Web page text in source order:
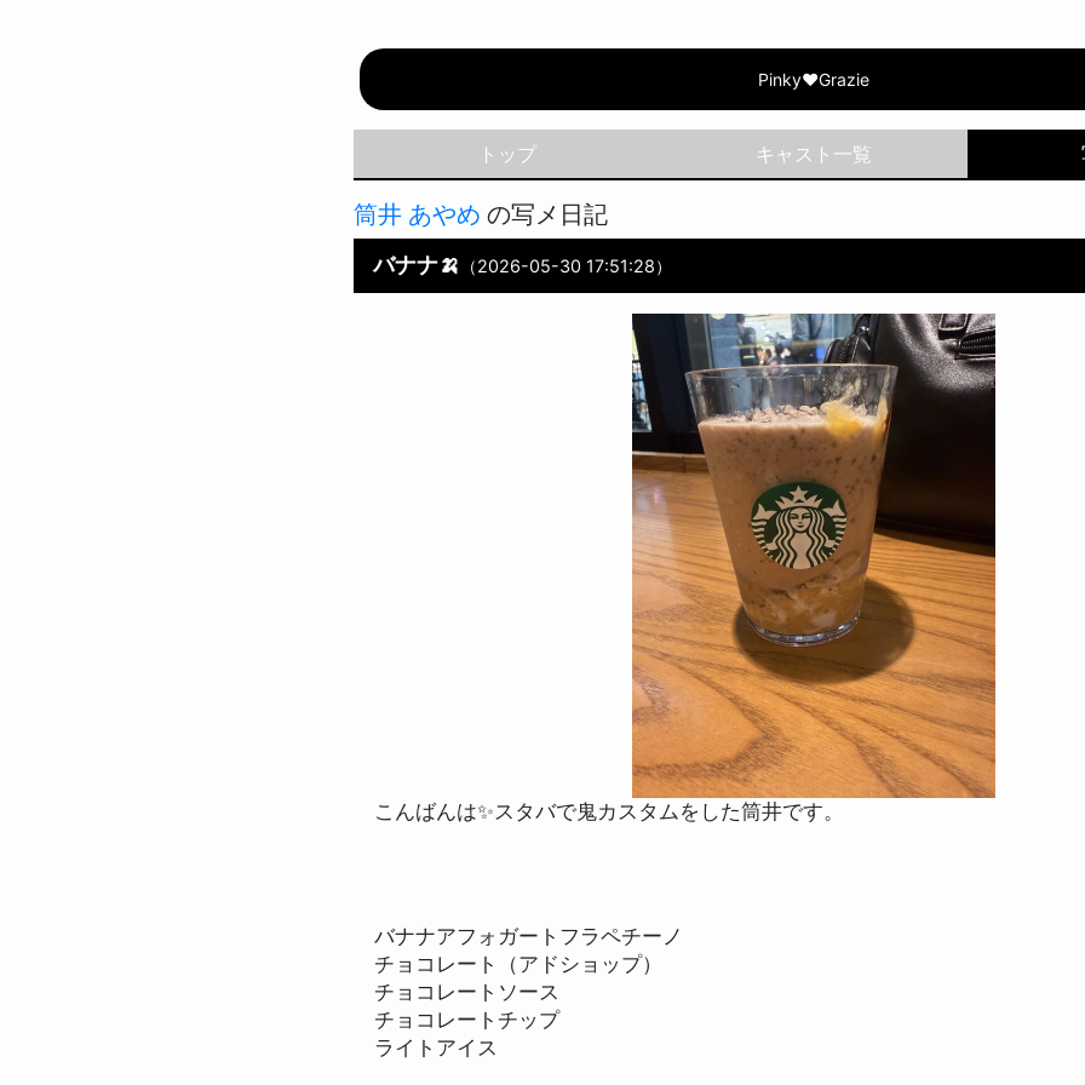
Pinky♥Grazie | 筒井 あやめ
Pinky♥Grazie
トップ
筒井 あやめ の写メ日記
バナナ🍌 （2026-05-30 17:51:28）
body is htmlEmbedded
こんばんは✨️スタバで鬼カスタムをした筒井です。
バナナアフォガートフラペチーノ
チョコレート（アドショップ）
チョコレートソース
チョコレートチップ
ライトアイス